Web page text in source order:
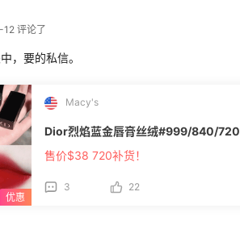
评论了
，要的私信。
Macy's
Dior烈焰蓝金唇膏丝绒#999/840/720
售价$38 720补货！
3 22